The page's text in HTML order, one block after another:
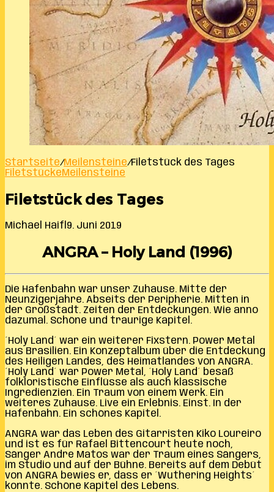
Startseite/Meilensteine/Filetstück des Tages
FiletstückeMeilensteine
Filetstück des Tages
Michael Haifl 9. Juni 2019
ANGRA – Holy Land (1996)
Die Hafenbahn war unser Zuhause. Mitte der
Neunzigerjahre. Abseits der Peripherie. Mitten in
der Großstadt. Zeiten der Entdeckungen. Wie anno
dazumal. Schöne und traurige Kapitel.
´Holy Land´ war ein weiterer Fixstern. Power Metal
aus Brasilien. Ein Konzeptalbum über die Entdeckung
des Heiligen Landes, des Heimatlandes von ANGRA.
´Holy Land´ war Power Metal, ´Holy Land´ besaß
folkloristische Einflüsse als auch klassische
Ingredienzien. Ein Traum von einem Werk. Ein
weiteres Zuhause. Live ein Erlebnis. Einst. In der
Hafenbahn. Ein schönes Kapitel.
ANGRA war das Leben des Gitarristen Kiko Loureiro
und ist es für Rafael Bittencourt heute noch,
Sänger Andre Matos war der Traum eines Sängers,
im Studio und auf der Bühne. Bereits auf dem Debüt
von ANGRA bewies er, dass er ´Wuthering Heights´
konnte. Schöne Kapitel des Lebens.